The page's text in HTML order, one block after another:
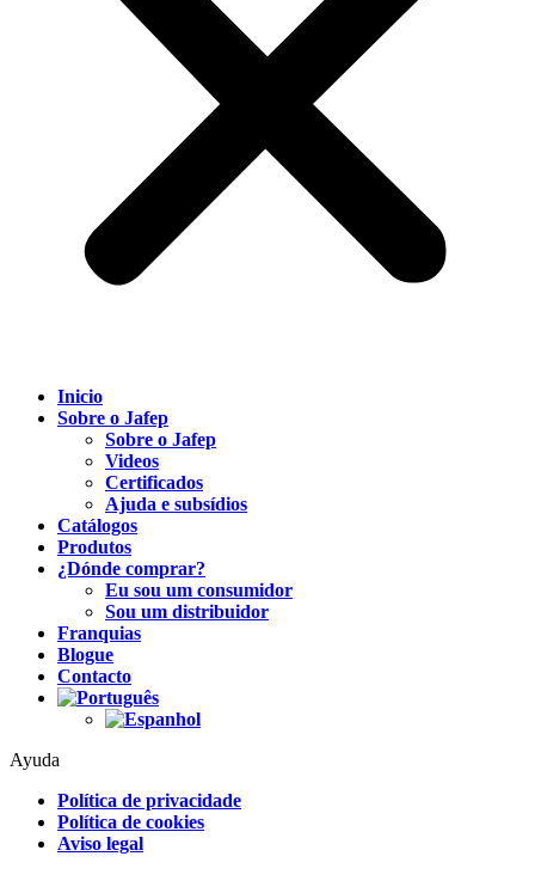
Inicio
Sobre o Jafep
Sobre o Jafep
Videos
Certificados
Ajuda e subsídios
Catálogos
Produtos
¿Dónde comprar?
Eu sou um consumidor
Sou um distribuidor
Franquias
Blogue
Contacto
Ayuda
Política de privacidade
Política de cookies
Aviso legal